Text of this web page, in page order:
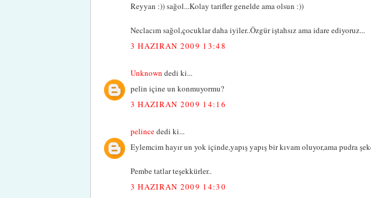
Reyyan :)) sağol...Kolay tarifler genelde ama olsun :))
Neclacım sağol,çocuklar daha iyiler..Özgür iştahsız ama idare ediyoruz...
3 HAZIRAN 2009 13:48
Unknown dedi ki...
pelin içine un konmuyormu?
3 HAZIRAN 2009 14:16
pelincededi ki...
Eylemcim hayır un yok içinde,yapış yapış bir kıvam oluyor,ama pudra
Pembe tatlar teşekkürler..
3 HAZIRAN 2009 14:30